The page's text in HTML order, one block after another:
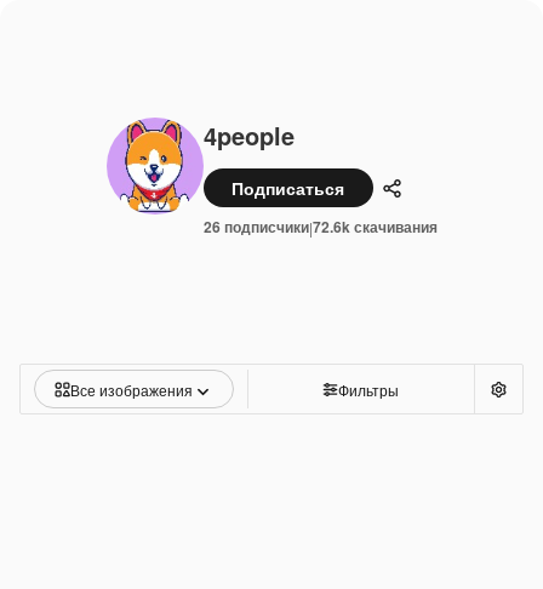
4people
Подписаться Поделиться
26 подписчики|72.6k скачивания
Все изображения Фильтры